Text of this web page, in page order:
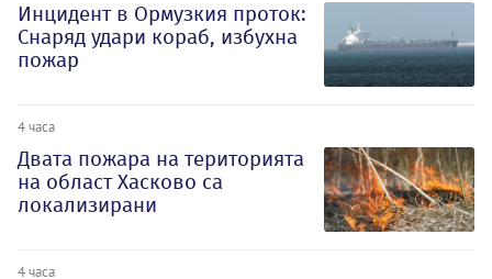
Инцидент в Ормузкия проток:
Снаряд удари кораб, избухна
пожар
4 часа
Двата пожара на територията
на област Хасково са
локализирани
4 часа